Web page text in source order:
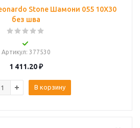
Stone Шамони 055 10Х30
без шва
Артикул: 377530
1 411.20₽
В корзину